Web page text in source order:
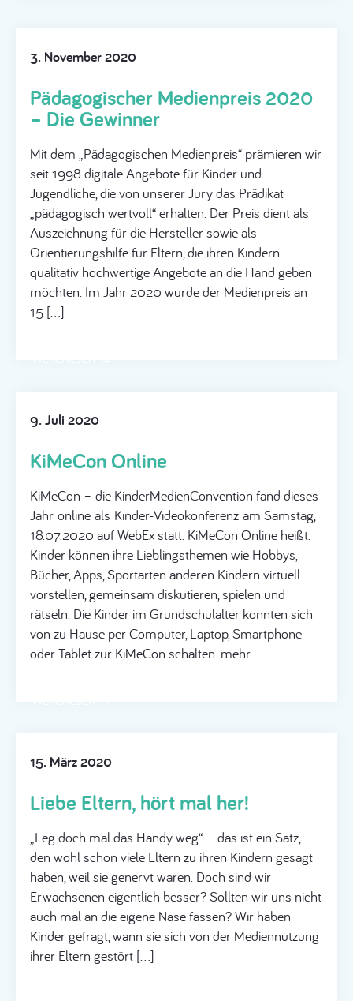
3. November 2020
Pädagogischer Medienpreis 2020
– Die Gewinner
Mit dem „Pädagogischen Medienpreis“ prämieren wir
seit 1998 digitale Angebote für Kinder und
Jugendliche, die von unserer Jury das Prädikat
„pädagogisch wertvoll“ erhalten. Der Preis dient als
Auszeichnung für die Hersteller sowie als
Orientierungshilfe für Eltern, die ihren Kindern
qualitativ hochwertige Angebote an die Hand geben
möchten. Im Jahr 2020 wurde der Medienpreis an
15 […]
9. Juli 2020
KiMeCon Online
KiMeCon – die KinderMedienConvention fand dieses
Jahr online als Kinder-Videokonferenz am Samstag,
18.07.2020 auf WebEx statt. KiMeCon Online heißt:
Kinder können ihre Lieblingsthemen wie Hobbys,
Bücher, Apps, Sportarten anderen Kindern virtuell
vorstellen, gemeinsam diskutieren, spielen und
rätseln. Die Kinder im Grundschulalter konnten sich
von zu Hause per Computer, Laptop, Smartphone
oder Tablet zur KiMeCon schalten. mehr
15. März 2020
Liebe Eltern, hört mal her!
„Leg doch mal das Handy weg“ – das ist ein Satz,
den wohl schon viele Eltern zu ihren Kindern gesagt
haben, weil sie genervt waren. Doch sind wir
Erwachsenen eigentlich besser? Sollten wir uns nicht
auch mal an die eigene Nase fassen? Wir haben
Kinder gefragt, wann sie sich von der Mediennutzung
ihrer Eltern gestört […]